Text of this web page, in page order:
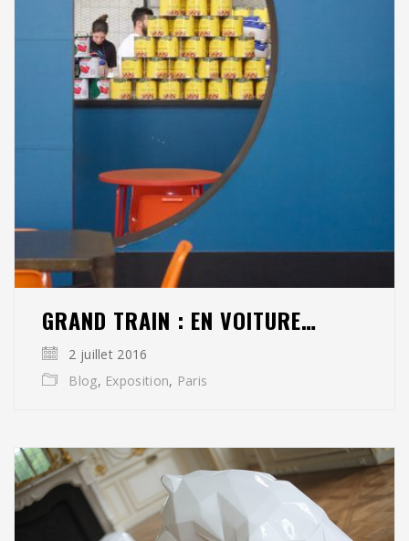
GRAND TRAIN : EN VOITURE…
2 juillet 2016
Blog, Exposition, Paris